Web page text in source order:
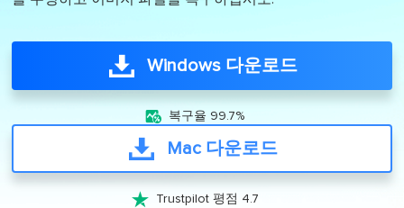
Windows 다운로드
 복구율 99.7%
Mac 다운로드
 Trustpilot 평점 4.7